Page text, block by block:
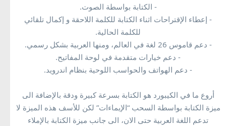
- الكتابة بواسطة الصوت.
- إعطاء الإقتراحات اثناء الكتابة للكلمة اللاحقة و إكمال تلقائي
للكلمة الحالية.
- دعم قاموس 26 لغة في العالم، ومنها العربية بشكل رسمي.
- دعم خيارات متقدمة في لوحة المفاتيح.
- دعم الهواتف والحواسب اللوحية بنظام اندرويد.
أروع ما في الكيبورد هو الكتابة بسرعة كبيرة ودقة بالإضافة الى
ميزة الكتابة بواسطة السحب “الإيماءات” لكن للأسف هذه الميزة لا
تدعم اللغة العربية حتى الان، الى جانب ميزة الكتابة بالإملاء